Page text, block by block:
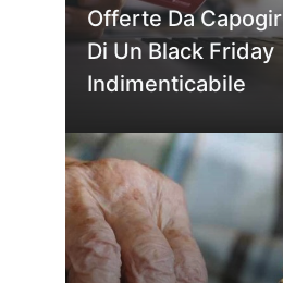
Offerte Da
Di Un Black Friday
Indimenticabile